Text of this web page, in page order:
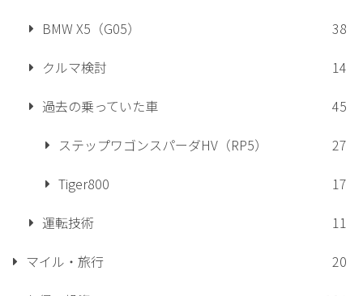
BMW X5（G05）
38
クルマ検討
14
過去の乗っていた車
45
ステップワゴンスパーダHV（RP5）
27
Tiger800
17
運転技術
11
マイル・旅行
20